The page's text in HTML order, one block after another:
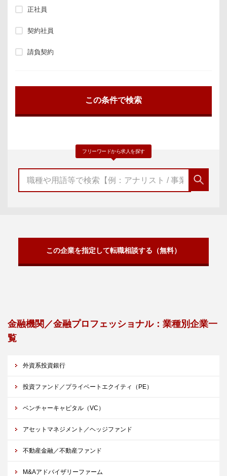
正社員
契約社員
請負契約
フリーワードから求人を探す
この企業を指定して転職相談する（無料）
金融機関／金融プロフェッショナル：業種別企業一
覧
外資系投資銀行
投資ファンド／プライベートエクイティ（PE）
ベンチャーキャピタル（VC）
アセットマネジメント／ヘッジファンド
不動産金融／不動産ファンド
M&Aアドバイザリーファーム